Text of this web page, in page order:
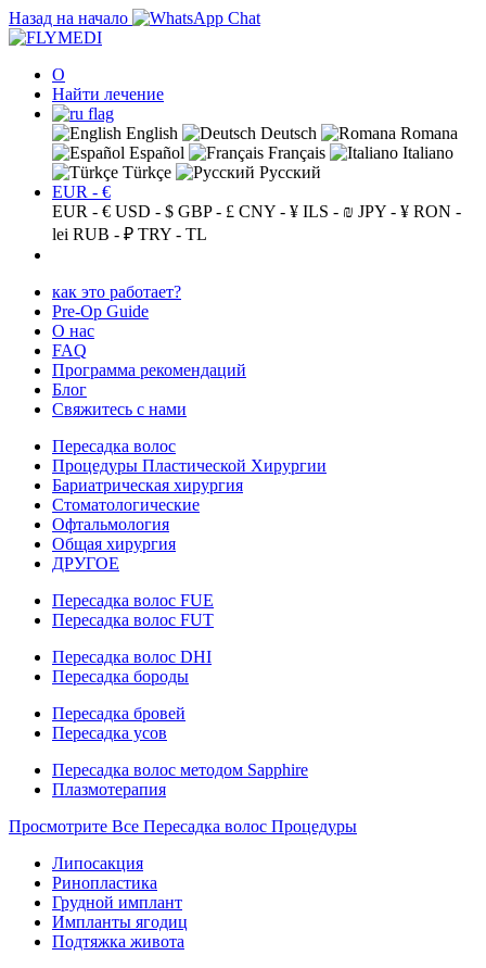
Назад на начало
О
Найти лечение
English Deutsch
Romana
Español
Français
Italiano
Türkçe
Русский
EUR - €
EUR - € USD - $ GBP - £ CNY - ¥ ILS - ₪ JPY - ¥ RON -
lei RUB - ₽ TRY - TL
как это работает?
Pre-Op Guide
О нас
FAQ
Программа рекомендаций
Блог
Свяжитесь с нами
Пересадка волос
Процедуры Пластической Хирургии
Бариатрическая хирургия
Стоматологические
Офтальмология
Общая хирургия
ДРУГОЕ
Пересадка волос FUE
Пересадка волос FUT
Пересадка волос DHI
Пересадка бороды
Пересадка бровей
Пересадка усов
Пересадка волос методом Sapphire
Плазмотерапия
Просмотрите Все Пересадка волос Процедуры
Липосакция
Ринопластика
Грудной имплант
Импланты ягодиц
Подтяжка живота